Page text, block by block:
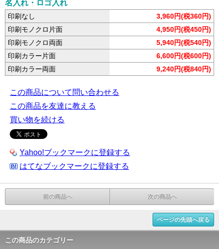
名入れ・ロゴ入れ
印刷なし
3,960円(税360円)
印刷モノクロ片面
4,950円(税450円)
印刷モノクロ両面
5,940円(税540円)
印刷カラー片面
6,600円(税600円)
印刷カラー両面
9,240円(税840円)
この商品について問い合わせる
この商品を友達に教える
買い物を続ける
Yahoo!ブックマークに登録する
はてなブックマークに登録する
前の商品へ 次の商品へ
ページの先頭へ戻る
この商品のカテゴリー